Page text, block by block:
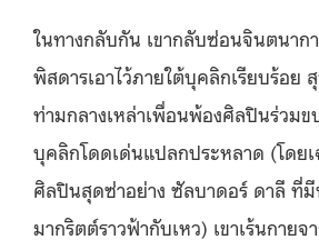
ในทางกลับกัน เขากลับซ่อนจินตนาก
พิสดารเอาไว้ภายใต้บุคลิกเรียบร้อย
ท่ามกลางเหล่าเพื่อนพ้องศิลปินร่วมข
บุคลิกโดดเด่นแปลกประหลาด (โดยเ
ศิลปินสุดซ่าอย่าง ซัลบาดอร์ ดาลี ที่
มากริตต์ราวฟ้ากับเหว) เขาเร้นกายจ